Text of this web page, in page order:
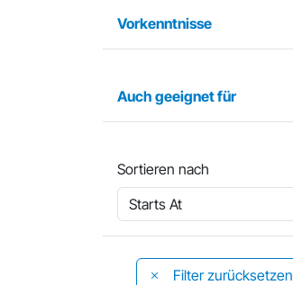
Vorkenntnisse
Auch geeignet für
Sortieren nach
Filter zurücksetzen